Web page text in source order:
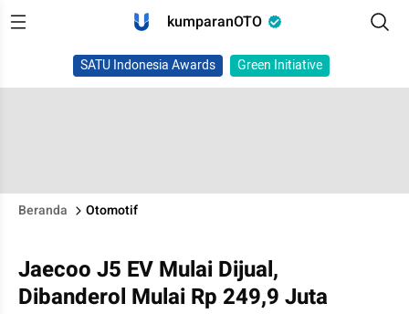
kumparanOTO
SATU Indonesia Awards Green Initiative
Beranda Otomotif
Jaecoo J5 EV Mulai Dijual,
Dibanderol Mulai Rp 249,9 Juta